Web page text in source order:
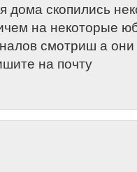
дома скопились
на некоторые
смотриш а они
на почту